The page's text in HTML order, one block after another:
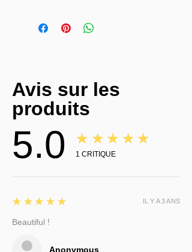
Avis sur les
produits
5.0 ★★★★★
1 CRITIQUE
Anonymous
5
★★★★★
Beautiful !
IL Y A 3 ANS